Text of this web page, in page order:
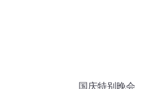
国庆特别晚会